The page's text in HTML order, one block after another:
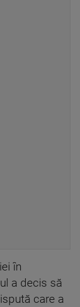
în
a decis să
care a